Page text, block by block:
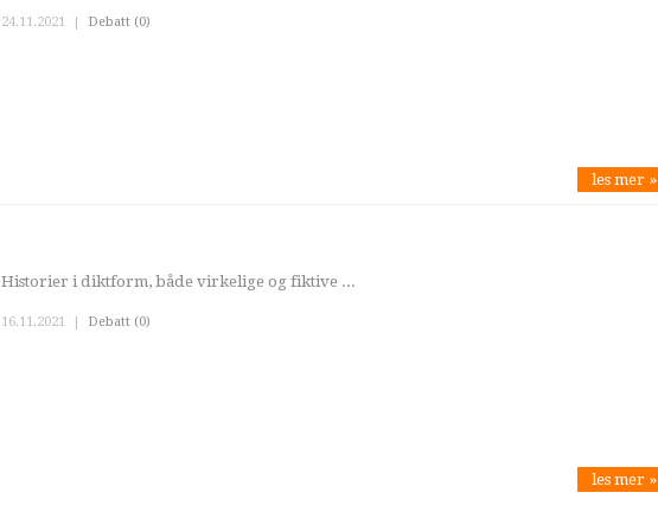
24.11.2021 Debatt (0)
les mer »
Historier i diktform, både virkelige og fiktive ...
16.11.2021 | Debatt (0)
les mer »